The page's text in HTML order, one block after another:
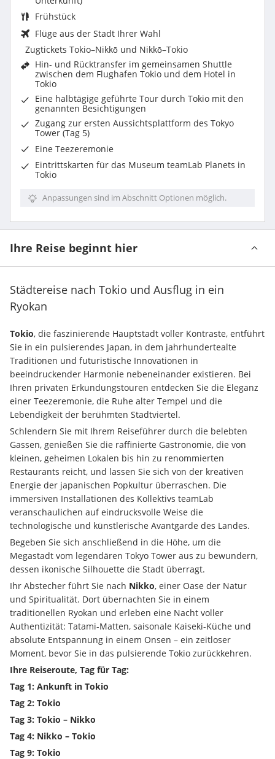
Frühstück
Flüge aus der Stadt Ihrer Wahl
Zugtickets Tokio–Nikkō und Nikkō–Tokio
Hin- und Rücktransfer im gemeinsamen Shuttle
zwischen dem Flughafen Tokio und dem Hotel in
Tokio
Eine halbtägige geführte Tour durch Tokio mit den
genannten Besichtigungen
Zugang zur ersten Aussichtsplattform des Tokyo
Tower (Tag 5)
Eine Teezeremonie
Eintrittskarten für das Museum teamLab Planets in
Tokio
Anpassungen sind im Abschnitt Optionen möglich.
Ihre Reise beginnt hier
Städtereise nach Tokio und Ausflug in ein
Ryokan
Tokio, die faszinierende Hauptstadt voller Kontraste, entführt
Sie in ein pulsierendes Japan, in dem jahrhundertealte
Traditionen und futuristische Innovationen in
beeindruckender Harmonie nebeneinander existieren. Bei
Ihren privaten Erkundungstouren entdecken Sie die Eleganz
einer Teezeremonie, die Ruhe alter Tempel und die
Lebendigkeit der berühmten Stadtviertel.
Schlendern Sie mit Ihrem Reiseführer durch die belebten
Gassen, genießen Sie die raffinierte Gastronomie, die von
kleinen, geheimen Lokalen bis hin zu renommierten
Restaurants reicht, und lassen Sie sich von der kreativen
Energie der japanischen Popkultur überraschen. Die
immersiven Installationen des Kollektivs teamLab
veranschaulichen auf eindrucksvolle Weise die
technologische und künstlerische Avantgarde des Landes.
Begeben Sie sich anschließend in die Höhe, um die
Megastadt vom legendären Tokyo Tower aus zu bewundern,
dessen ikonische Silhouette die Stadt überragt.
Ihr Abstecher führt Sie nach Nikko, einer Oase der Natur
und Spiritualität. Dort übernachten Sie in einem
traditionellen Ryokan und erleben eine Nacht voller
Authentizität: Tatami-Matten, saisonale Kaiseki-Küche und
absolute Entspannung in einem Onsen – ein zeitloser
Moment, bevor Sie in das pulsierende Tokio zurückkehren.
Ihre Reiseroute, Tag für Tag:
Tag 1: Ankunft in Tokio
Tag 2: Tokio
Tag 3: Tokio – Nikko
Tag 4: Nikko – Tokio
Tag 9: Tokio